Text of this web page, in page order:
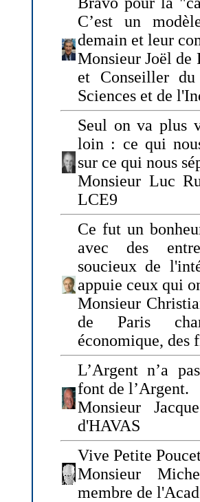
C’est un
demain et leur
Monsieur Joël de
et Conseiller
Sciences et de
Seul on va plus
loin : ce qui
sur ce qui nous
Monsieur Luc
LCE9
Ce fut un
avec des
soucieux de
appuie ceux qui
Monsieur
de Paris
économique, des
L’Argent n’a
font de l’Argent.
Monsieur
d'HAVAS
Vive Petite
Monsieur
membre de